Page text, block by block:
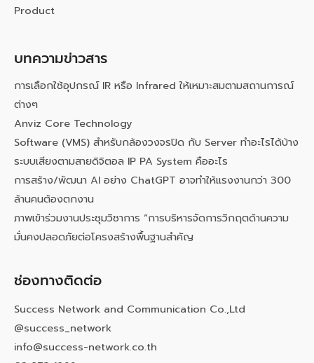
Product
บทความข่าวสาร
การเลือกใช้อุปกรณ์ IR หรือ Infrared ให้เหมาะสมตามสถานการณ์
ต่างๆ
Anviz Core Technology
Software (VMS) สำหรับกล้องวงจรปิด กับ Server ทำอะไรได้บ้าง
ระบบเสียงตามสายดิจิตอล IP PA System คืออะไร
การสร้าง/พัฒนา AI อย่าง ChatGPT อาจทำให้แรงงานกว่า 300
ล้านคนต้องตกงาน
ภาพเข้าร่วมงานประชุมวิชาการ “การบริหารจัดการวิกฤตด้านความ
มั่นคงปลอดภัยต่อโครงสร้างพื้นฐานสำคัญ
ช่องทางติดต่อ
Success Network and Communication Co.,Ltd
@success_network
info@success-network.co.th